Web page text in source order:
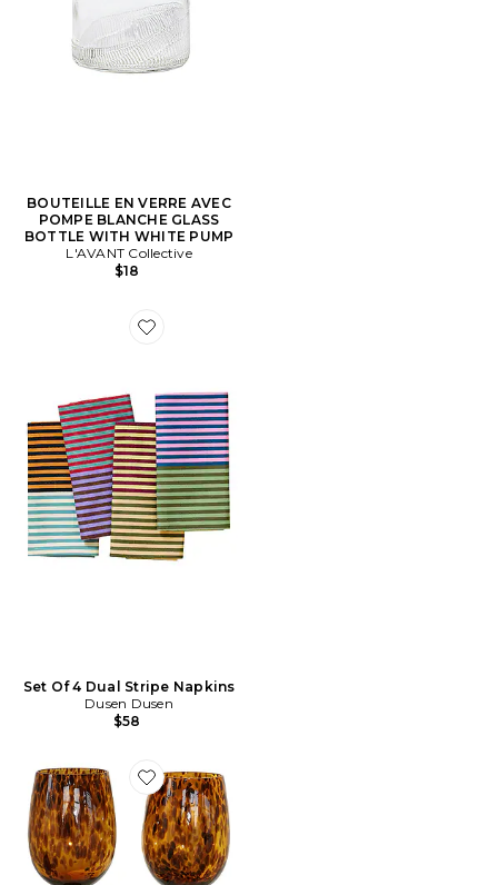
BOUTEILLE EN VERRE AVEC
POMPE BLANCHE GLASS
BOTTLE WITH WHITE PUMP
L'AVANT Collective
$18
Favorite Set Of 4 Dual Stripe Napkins
Set Of 4 Dual Stripe Napkins
Dusen Dusen
$58
Favorite LOT DE DEUX VERRES AMALFI AMALFI